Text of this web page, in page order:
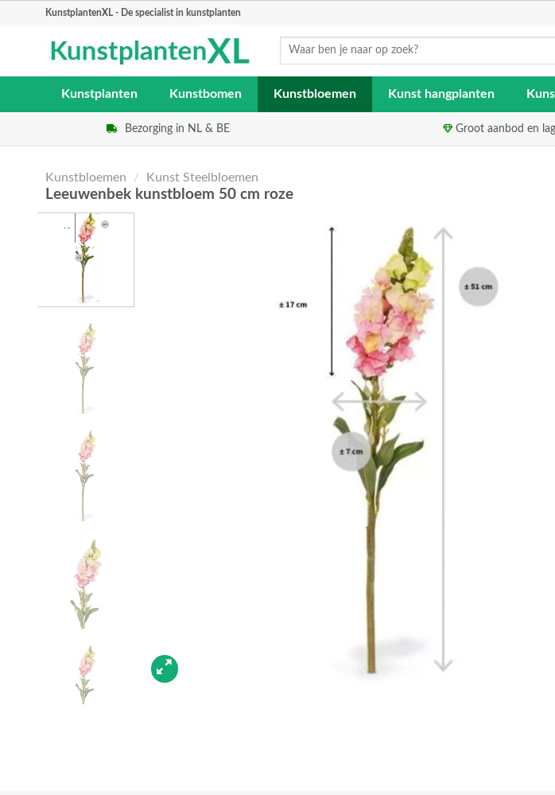
KunstplantenXL - De specialist in kunstplanten
Zoeken
Kunstplanten Kunstbomen Kunstbloemen Kunst hangplanten
Bezorging in NL & BE Groot aanbod en
Kunstbloemen / Kunst Steelbloemen
Leeuwenbek kunstbloem 50 cm roze